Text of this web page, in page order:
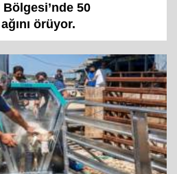
50
örüyor.